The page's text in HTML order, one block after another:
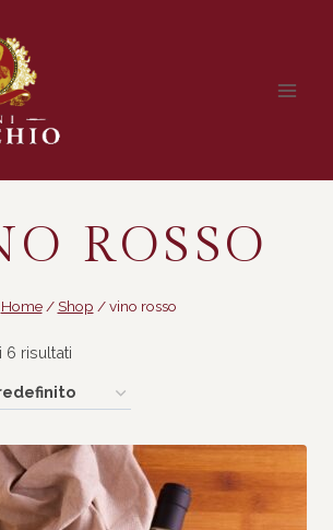
ROSSO
Home / Shop / vino rosso
6 risultati